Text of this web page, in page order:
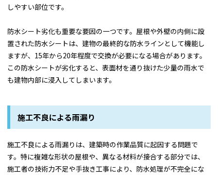
しやすい部位です。
防水シート劣化も重要な要因の一つです。屋根や外壁の内側に設
置された防水シートは、建物の最終的な防水ラインとして機能し
ますが、15年から20年程度で交換が必要になる場合があります。
この防水シートが劣化すると、表面材を通り抜けた少量の雨水で
も建物内部に浸入してしまいます。
施工不良による雨漏り
施工不良による雨漏りは、建築時の作業品質に起因する問題で
す。特に複雑な形状の屋根や、異なる材料が接合する部分では、
施工者の技術力不足や手抜き工事により、防水処理が不完全にな